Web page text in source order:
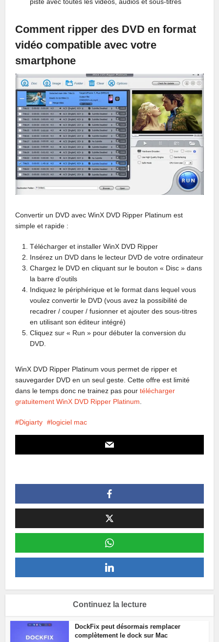
Comment ripper des DVD en format
vidéo compatible avec votre
smartphone
Convertir un DVD avec WinX DVD Ripper Platinum est
simple et rapide :
Télécharger et installer WinX DVD Ripper
Insérez un DVD dans le lecteur DVD de votre ordinateur
Chargez le DVD en cliquant sur ​​le bouton « Disc » dans
la barre d’outils
Indiquez le périphérique et le format dans lequel vous
voulez convertir le DVD (vous avez la possibilité de
recadrer / couper / fusionner et ajouter des sous-titres
en utilisant son éditeur intégré)
Cliquez sur « Run » pour débuter la conversion du
DVD.
WinX DVD Ripper Platinum vous permet de ripper et
sauvegarder DVD en un seul geste. Cette offre est limité
dans le temps donc ne trainez pas pourtélécharger
gratuitement WinX DVD Ripper Platinum
Digiarty logiciel mac
Continuez la lecture
DockFix peut désormais remplacer
complètement le dock sur Mac